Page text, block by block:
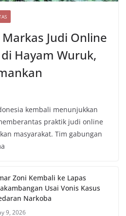
Judi Online
Hayam Wuruk,
kembali menunjukkan
praktik judi online
masyarakat. Tim gabungan
Zoni Kembali ke Lapas
Usai Vonis Kasus
Narkoba
9, 2026